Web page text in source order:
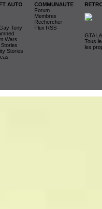
AUTO
Tony
Wars
Stories
COMMUNAUTE
Forum
Membres
Rechercher
Flux RSS
GTA
Tous
les